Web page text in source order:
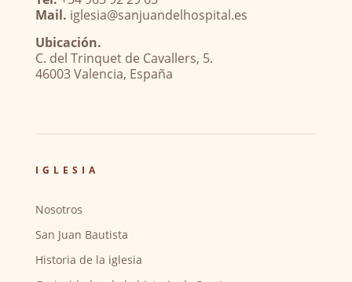
Mail. iglesia@sanjuandelhospital.es
Ubicación.
C. del Trinquet de Cavallers, 5.
46003 Valencia, España
IGLESIA
Nosotros
San Juan Bautista
Historia de la iglesia